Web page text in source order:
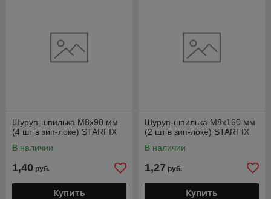
Шуруп-шпилька М8х90 мм
(4 шт в зип-локе) STARFIX
В наличии
1,40 руб.
Купить
Шуруп-шпилька М8х160 мм
(2 шт в зип-локе) STARFIX
В наличии
1,27 руб.
Купить